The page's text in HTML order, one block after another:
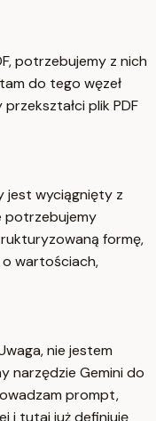
potrzebujemy z nich
do tego węzeł
plik PDF
jest wyciągnięty z
potrzebujemy
formę,
wartościach,
nie jestem
narzędzie Gemini do
prompt,
i tutaj już definiuję